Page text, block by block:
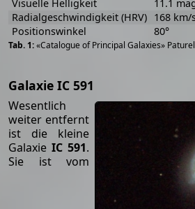
«Catalogue of Principal Galaxies»
Visuelle Helligkeit
11.1
Radialgeschwindigkeit (HRV) 168 km/
Positionswinkel
80°
Galaxie IC 591
Wesentlich
weiter entfernt
ist die kleine
Galaxie IC 591.
Sie ist vom